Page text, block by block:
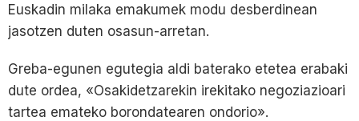
Euskadin milaka emakumek modu desberdinean
jasotzen duten osasun-arretan.
Greba-egunen egutegia aldi baterako etetea erabaki
dute ordea, «Osakidetzarekin irekitako negoziazioari
tartea emateko borondatearen ondorio».